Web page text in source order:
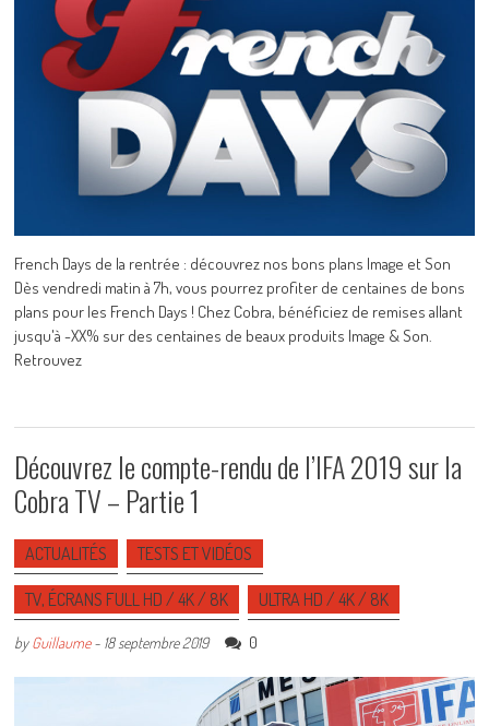
French Days de la rentrée : découvrez nos bons plans Image et Son
Dès vendredi matin à 7h, vous pourrez profiter de centaines de bons
plans pour les French Days ! Chez Cobra, bénéficiez de remises allant
jusqu'à -XX% sur des centaines de beaux produits Image & Son.
Retrouvez
Découvrez le compte-rendu de l’IFA 2019 sur la
Cobra TV – Partie 1
ACTUALITÉS TESTS ET VIDÉOS
TV, ÉCRANS FULL HD / 4K / 8K ULTRA HD / 4K / 8K
byGuillaume- 18 septembre 2019 0